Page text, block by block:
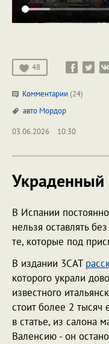
48
Комментарии (24)
авто Мордор
03.06.2026
10:30
Украденный
В Испании
нельзя оставлять
те, которые под
В издании 3CAT
которого украли
известного
стоит более 2 тысяч
в статье, из салона
Валенсию - он